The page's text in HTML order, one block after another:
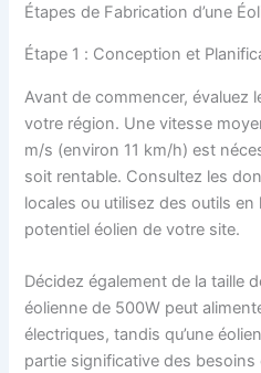
Étapes de Fabrication d’une
Étape 1 : Conception et
Avant de commencer, évaluez
votre région. Une vitesse
m/s (environ 11 km/h) est
soit rentable. Consultez les
locales ou utilisez des outils en
potentiel éolien de votre site.
Décidez également de la taille
éolienne de 500W peut
électriques, tandis qu’une
partie significative des besoins